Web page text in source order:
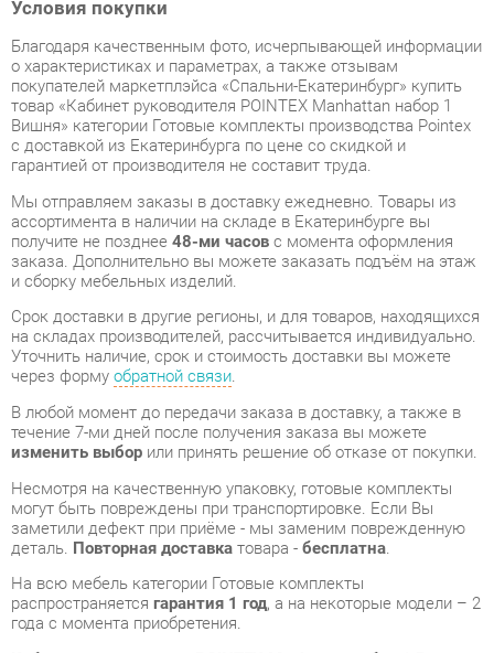
товар «Кабинет руководителя POINTEX Manhattan набор 1
Вишня» категории Готовые комплекты производства Pointex
с доставкой из Екатеринбурга по цене со скидкой и
гарантией от производителя не составит труда.
Мы отправляем заказы в доставку ежедневно. Товары из
ассортимента в наличии на складе в Екатеринбурге вы
получите не позднее48-ми часовс момента оформления
заказа. Дополнительно вы можете заказать подъём на этаж
Срок доставки в другие регионы, и для товаров, находящихся
на складах производителей, рассчитывается индивидуально.
Уточнить наличие, срок и стоимость доставки вы можете
через формуобратной связи.
В любой момент до передачи заказа в доставку, а также в
течение 7-ми дней после получения заказа вы можете
изменить выборили принять решение об отказе от покупки.
Несмотря на качественную упаковку, готовые комплекты
могут быть повреждены при транспортировке. Если Вы
заметили дефект при приёме - мы заменим поврежденную
деталь.Повторная доставкатовара -бесплатна.
На всю мебель категории Готовые комплекты
распространяетсягарантия 1 год , а на некоторые модели – 2
года с момента приобретения.
Кабинет руководителя POINTEX Manhattan набор 1 Вишня
это качественное изделие производства
соответствующее современному государственному
стандарту.